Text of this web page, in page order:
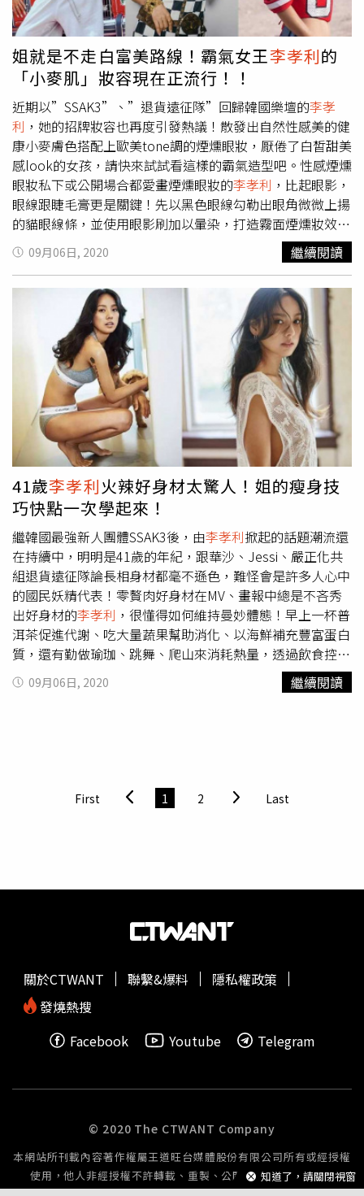
姐就是不走白富美路線！霸氣女王李孝利的
「小麥肌」妝容現在正流行！！
近期以”SSAK3”、”退貨遠征隊”回歸韓國樂壇的李孝
利 ，她的招牌妝容也再度引發熱議！散發出自然性感美的健
康小麥膚色搭配上歐美tone調的煙燻眼妝，厭倦了白皙甜美
感look的女孩，請快來試試看這樣的霸氣造型吧。性感煙燻
眼妝私下或公開場合都愛畫煙燻眼妝的李孝利 ，比起眼影，
眼線跟睫毛膏更是關鍵！先以黑色眼線勾勒出眼角微微上揚
的貓眼線條，並使用眼影刷加以暈染，打造霧面煙燻妝效，
然後再重複刷塗兩層睫毛膏，增加睫毛存在感。PUPA超激
翹性感睫毛膏 12ml／750元、KISSME華爾茲淚眼防水眼線
系甲片跳脫一般韓星白富美印象的
，如果妳跟她的自
然健康膚色走一樣路線，記得大地色、棕色都是最適合妳的
彩妝安全色；若擔心造型太無趣，就把亮點放在指尖，大膽
塗上鮮豔色保證吸睛度十足。NAIL HOLIC指甲油 #Lagoon
color 5ml／99元、OPI指甲油 #NLM89 15ml／480元（圖
／翻攝網路、品牌提供）天然面膜護膚雖然膚色屬於健康小
麥色系，不用刻意追求美白這件事，但對於摸起來的膚質觸
感還是要顧一下才行！即使
李孝利不是保養控，只有偶爾才
會敷面膜，不過她所使用的大多是運用天然食材做成的面
膜，減少過多化學成分對肌膚的傷害，就是她可以維持逆齡
美肌的秘訣。Kiehl’s酪梨精萃修護保濕面膜 100g／1,500
元（圖／翻攝網路、品牌提供）
09月06日, 2020 繼續閱讀
41歲李孝利火辣好身材太驚人！姐的瘦身技
巧快點一次學起來！
繼韓國最強新人團體SSAK3後，由李孝利掀起的話題潮流還
在持續中，明明是41歲的年紀，跟華沙、Jessi、嚴正化共
組退貨遠征隊論長相身材都毫不遜色，難怪會是許多人心中
的國民妖精代表！零贅肉好身材在MV、畫報中總是不吝秀
出好身材的李孝利 ，很懂得如何維持曼妙體態！早上一杯普
洱茶促進代謝、吃大量蔬果幫助消化、以海鮮補充豐富蛋白
質，還有勤做瑜珈、跳舞、爬山來消耗熱量，透過飲食控制
搭配運動讓她不論穿什麼樣的服裝都能超好看。被許多藝人
稱讚根本是瑜珈老師的
，需要高度技巧的平衡動作也
到脂肪含量較低的蛋白質，再加上大量蔬果，這樣吃真的是
要胖也難啊XD。（圖／翻攝自網路）
李孝利
的身材好看的
才能讓好身材永遠不走樣。（圖／翻攝自網路）同場加映！
可說是忠實愛用者，尤其和她喜歡的美式復
古風穿搭更是絕配，大一點的款式有小臉效果、小一點的款
CHARLOTTE CHESNAIS金夾式耳環by團團選品／22,800元
（圖／翻攝自網路、品牌提供）
09月06日, 2020 繼續閱讀
First 1 2 Last
知道了，請關閉視窗
關於CTWANT 聯繫&爆料
隱私權政策
發燒熱搜
Facebook
Youtube Telegram
© 2020 The CTWANT Company
本網站所刊載內容著作權屬王道旺台媒體股份有限公司所有或經授權
使用，他人非經授權不許轉載、重製、公開播送或公開傳輸。